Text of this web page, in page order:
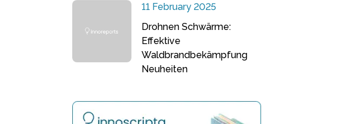
11 February 2025
Drohnen Schwärme:
Effektive
Waldbrandbekämpfung
Neuheiten